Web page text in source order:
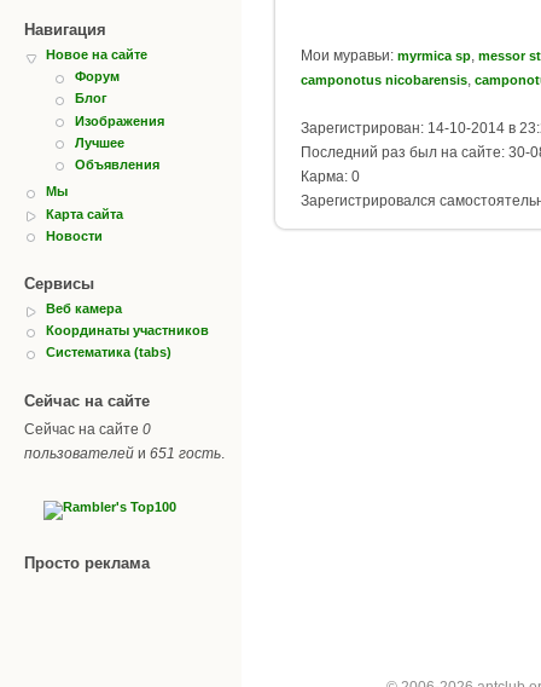
Навигация
Новое на сайте
Форум
Блог
Изображения
Лучшее
Объявления
Мы
Карта сайта
Новости
Сервисы
Веб камера
Координаты участников
Систематика (tabs)
Сейчас на сайте
Сейчас на сайте 0
пользователей и 651 гость.
Просто реклама
Мои муравьи: myrmica sp messor
camponotus nicobarensis
Зарегистрирован: 14-10-2014 в
Последний раз был на сайте: 30-
Карма: 0
Зарегистрировался